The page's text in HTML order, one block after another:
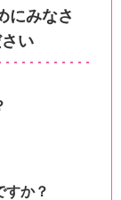
にみなさ
い
すか？